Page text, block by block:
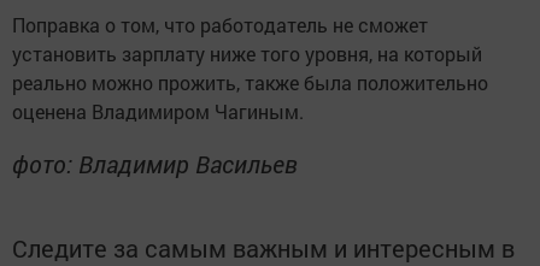
Поправка о том, что работодатель не сможет
установить зарплату ниже того уровня, на который
реально можно прожить, также была положительно
оценена Владимиром Чагиным.
фото: Владимир Васильев
Следите за самым важным и интересным в